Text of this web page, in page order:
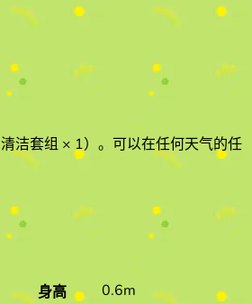
清洁套组 × 1） 。 可以在任何天气的任
身高
0.6m